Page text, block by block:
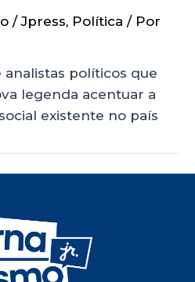
/Jpress, Política / Por
analistas políticos que
legenda acentuar a
existente no país